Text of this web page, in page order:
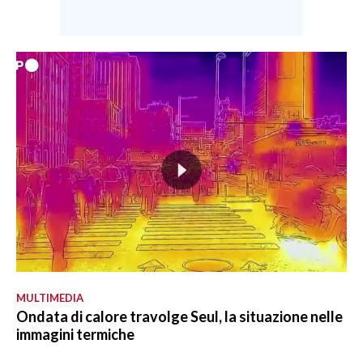
MULTIMEDIA
Ondata di calore travolge Seul, la situazione nelle
immagini termiche